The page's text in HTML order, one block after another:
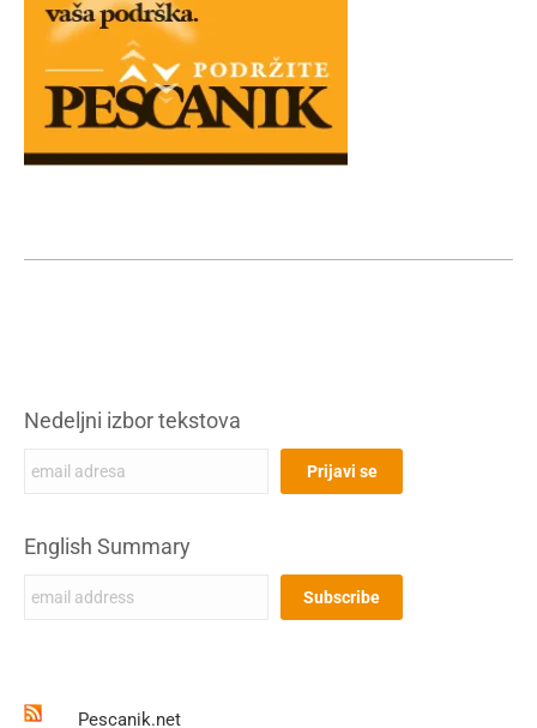
Nedeljni izbor tekstova
English Summary
Pescanik.net